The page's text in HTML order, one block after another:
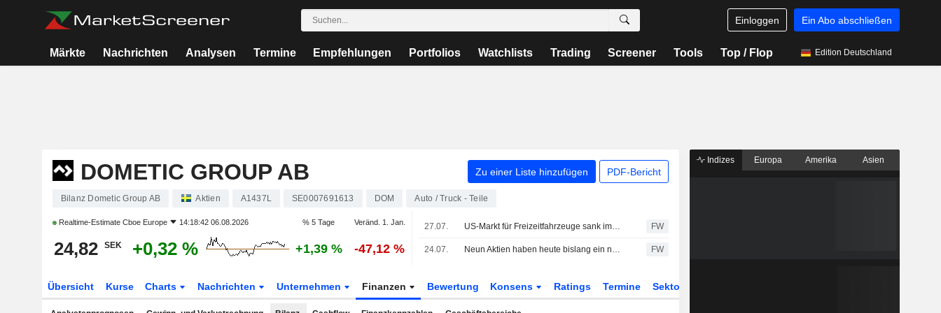
Einloggen Ein Abo abschließen
Märkte Nachrichten Analysen Termine Empfehlungen Portfolios Watchlists Trading Screener Tools Top / Flop Edition Deutschland
DOMETIC GROUP AB Zu einer Liste hinzufügen PDF-Bericht
Bilanz Dometic Group AB Aktien A1437L SE0007691613 DOM Auto / Truck - Teile
Realtime-Estimate Cboe Europe 14:18:42 06.08.2026 % 5 Tage Veränd. 1. Jan.
24,82 SEK +0,32 % +1,39 % -47,12 %
27.07. US-Markt für Freizeitfahrzeuge sank im Juni um 13,1 % - RVIA FW
24.07. Neun Aktien haben heute bislang ein neues 52-Wochen-Tief an der Stockholmer Börse markiert FW
Übersicht Kurse Charts Nachrichten Unternehmen Finanzen Bewertung Konsens Ratings Termine Sektor
Indizes Europa Amerika Asien